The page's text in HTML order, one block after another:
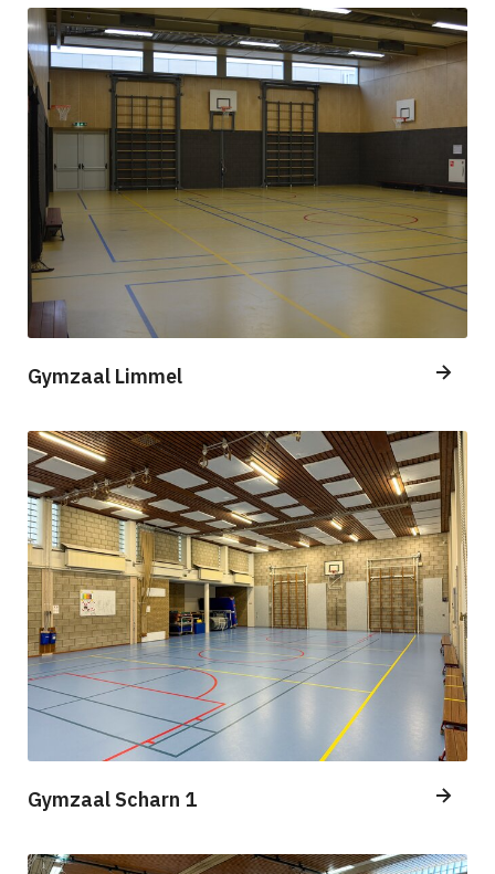
Gymzaal Limmel
Gymzaal Scharn 1